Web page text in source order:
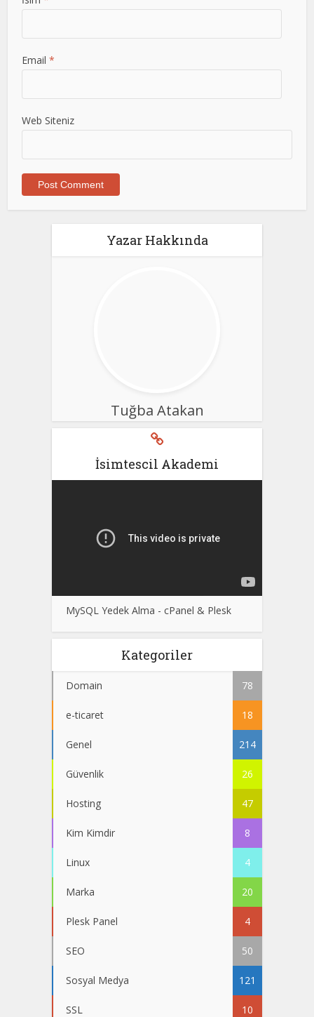
Email *
Web Siteniz
Yazar Hakkında
Tuğba Atakan
İsimtescil Akademi
MySQL Yedek Alma - cPanel & Plesk
Kategoriler
Domain 78
e-ticaret 18
Genel 214
Güvenlik 26
Hosting 47
Kim Kimdir 8
Linux 4
Marka 20
Plesk Panel 4
SEO 50
Sosyal Medya 121
SSL 10